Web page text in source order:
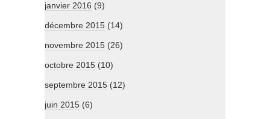
janvier 2016 (9)
décembre 2015 (14)
novembre 2015 (26)
octobre 2015 (10)
septembre 2015 (12)
juin 2015 (6)